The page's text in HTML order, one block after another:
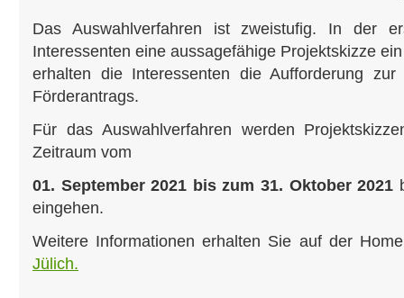
Das Auswahlverfahren ist zweistufig. In der
Interessenten eine aussagefähige Projektskizze
erhalten die Interessenten die Aufforderung
Förderantrags.
Für das Auswahlverfahren werden
Zeitraum vom
01. September 2021 bis zum 31. Oktober 2021
eingehen.
Weitere Informationen erhalten Sie auf der
Jülich.